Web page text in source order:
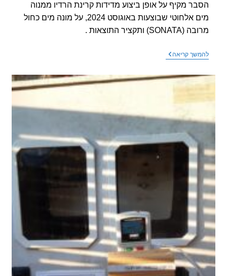
מקיף על אופן ביצוע מדידות קרינת הרדיו ממנוה
מים אלחוטי שבוצעות באוגוסט 2024, על מונה מים כחול
קריאהסרטון
הסבר
על
ביצוע
על
המים
ותקציר
התוצאות